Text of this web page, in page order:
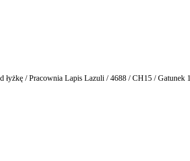
łyżkę / Pracownia Lapis Lazuli / 4688 / CH15 / Gatunek 1